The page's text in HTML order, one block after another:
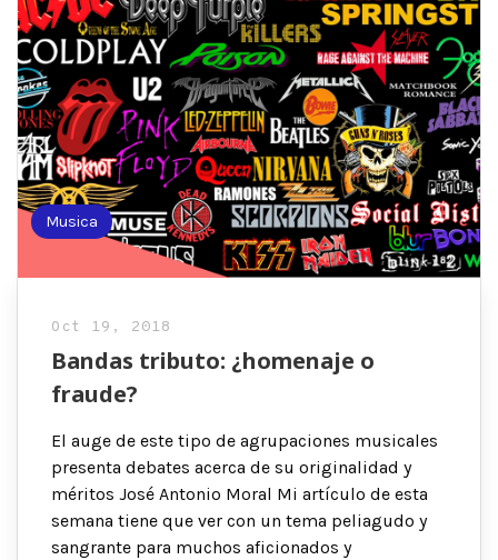
Musica
Oct 19, 2018
Bandas tributo: ¿homenaje o
fraude?
El auge de este tipo de agrupaciones musicales
presenta debates acerca de su originalidad y
méritos José Antonio Moral Mi artículo de esta
semana tiene que ver con un tema peliagudo y
sangrante para muchos aficionados y